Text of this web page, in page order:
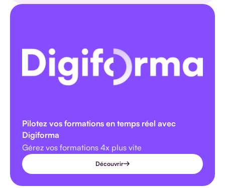
Pilotez vos formations en temps réel avec
Digiforma
Gérez vos formations 4x plus vite
Découvrir